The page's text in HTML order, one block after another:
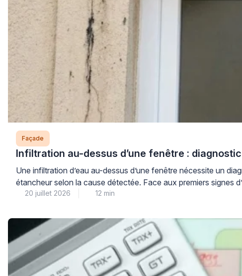
Façade
Infiltration au-dessus d’une fenêtre :
Une infiltration d’eau au-dessus d’une fenêtre nécessite un
étancheur selon la cause détectée. Face aux premiers signes
long terme. Ce guide vous accompagne dans […]
20 juillet 2026 12 min